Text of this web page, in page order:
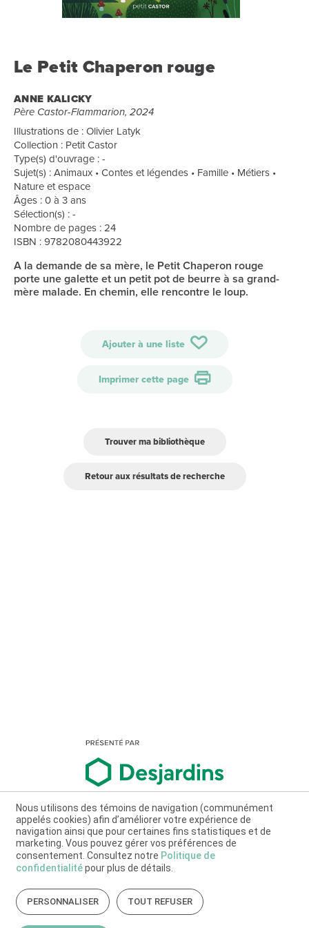
Le Petit Chaperon rouge
ANNE KALICKY
Père Castor-Flammarion, 2024
Illustrations de : Olivier Latyk
Collection : Petit Castor
Type(s) d'ouvrage : -
Sujet(s) : Animaux • Contes et légendes • Famille • Métiers •
Nature et espace
Âges : 0 à 3 ans
Sélection(s) : -
Nombre de pages : 24
ISBN : 9782080443922
A la demande de sa mère, le Petit Chaperon rouge
porte une galette et un petit pot de beurre à sa grand-
mère malade. En chemin, elle rencontre le loup.
Ajouter à une liste
Imprimer cette page
Trouver ma bibliothèque
Retour aux résultats de recherche
Nous utilisons des témoins de navigation (communément
appelés cookies) afin d’améliorer votre expérience de
navigation ainsi que pour certaines fins statistiques et de
marketing. Vous pouvez gérer vos préférences de
consentement. Consultez notre Politique de
confidentialitépour plus de détails.
PERSONNALISER TOUT REFUSER